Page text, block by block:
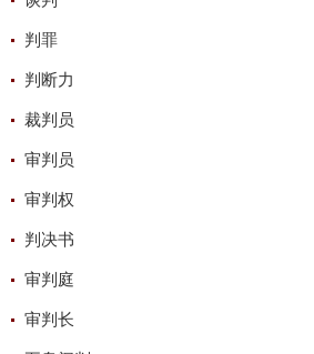
判罪
判断力
裁判员
审判员
审判权
判决书
审判庭
审判长